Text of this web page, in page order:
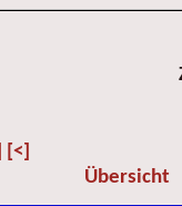
[<]
Übersicht